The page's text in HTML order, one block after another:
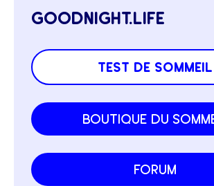
goodnight.life
test de sommeil
boutique du
forum